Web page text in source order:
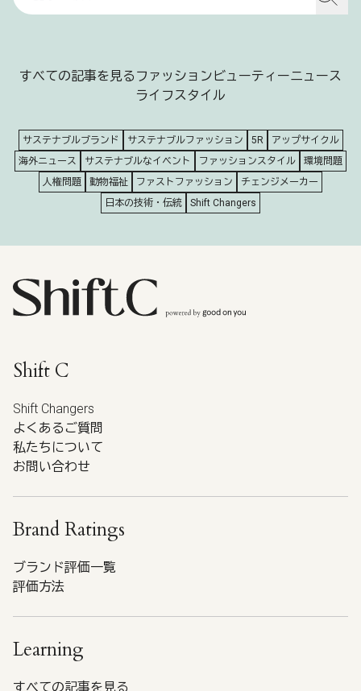
すべての記事を見る ファッションビューティーニュース
ライフスタイル
サステナブルブランド サステナブルファッション 5R
アップサイクル
海外ニュース
サステナブルなイベント ファッションスタイル
環境問題
人権問題
動物福祉 ファストファッション
チェンジメーカー
日本の技術・伝統
Shift Changers
Shift C
Shift Changers
よくあるご質問
私たちについて
お問い合わせ
Brand Ratings
ブランド評価一覧
評価方法
Learning
すべての記事を見る